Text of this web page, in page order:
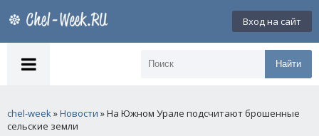
Вход на сайт
Найти
chel-week»Новости » На Южном Урале подсчитают брошенные
сельские земли